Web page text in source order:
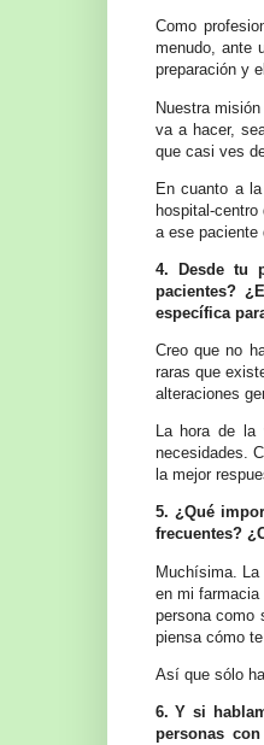
Como
menudo, ante
preparación y
Nuestra
va a hacer,
que casi ves
En cuanto a
hospital-
a ese paciente
4. Desde tu
pacientes?
específica
Creo que no
raras que
alteraciones
La hora de la
necesidades.
la mejor
5. ¿Qué
frecuentes?
Muchísima.
en mi
persona como
piensa cómo
Así que sólo
6. Y si
personas